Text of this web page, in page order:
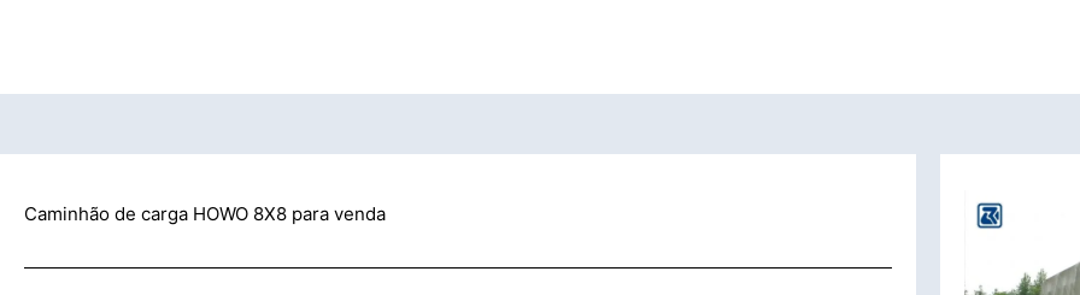
Caminhão de carga HOWO 8X8 para venda